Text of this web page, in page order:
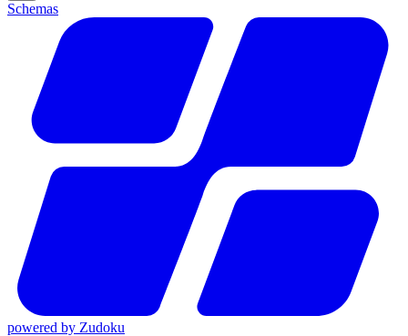
Schemas
powered by Zudoku